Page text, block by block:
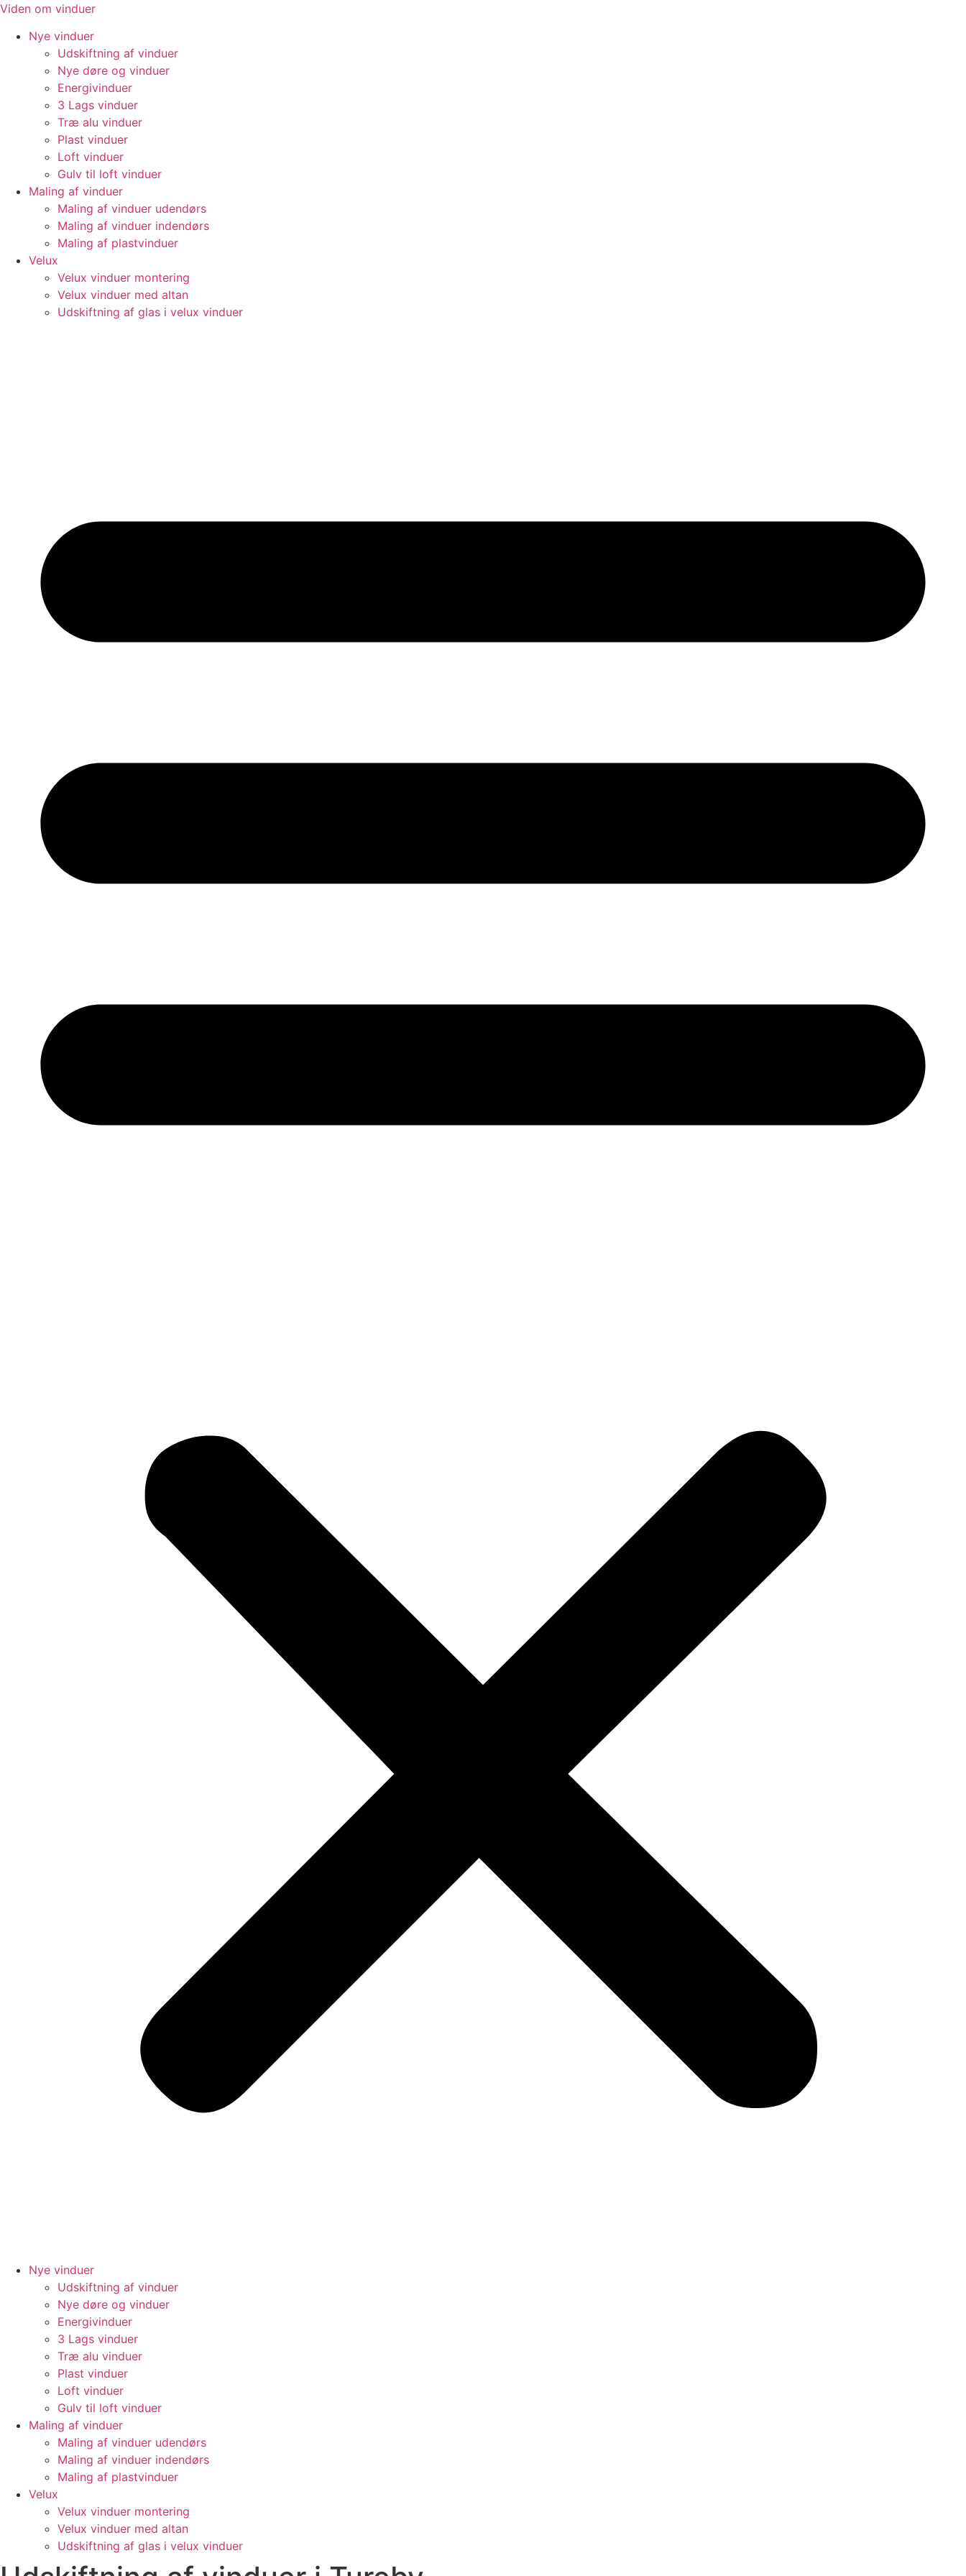
Videre
indhold
Viden om vinduer
Nye vinduer
Udskiftning af vinduer
Nye døre og vinduer
Energivinduer
3 Lags vinduer
Træ alu vinduer
Plast vinduer
Loft vinduer
Gulv til loft vinduer
Maling af vinduer
Maling af vinduer udendørs
Maling af vinduer indendørs
Maling af plastvinduer
Velux
Velux vinduer montering
Velux vinduer med altan
Udskiftning af glas i velux vinduer
Nye vinduer
Udskiftning af vinduer
Nye døre og vinduer
Energivinduer
3 Lags vinduer
Træ alu vinduer
Plast vinduer
Loft vinduer
Gulv til loft vinduer
Maling af vinduer
Maling af vinduer udendørs
Maling af vinduer indendørs
Maling af plastvinduer
Velux
Velux vinduer montering
Velux vinduer med altan
Udskiftning af glas i velux vinduer